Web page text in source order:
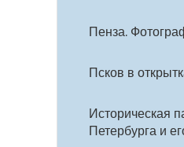
Пенза.
Псков в
Историческая
Петербурга и